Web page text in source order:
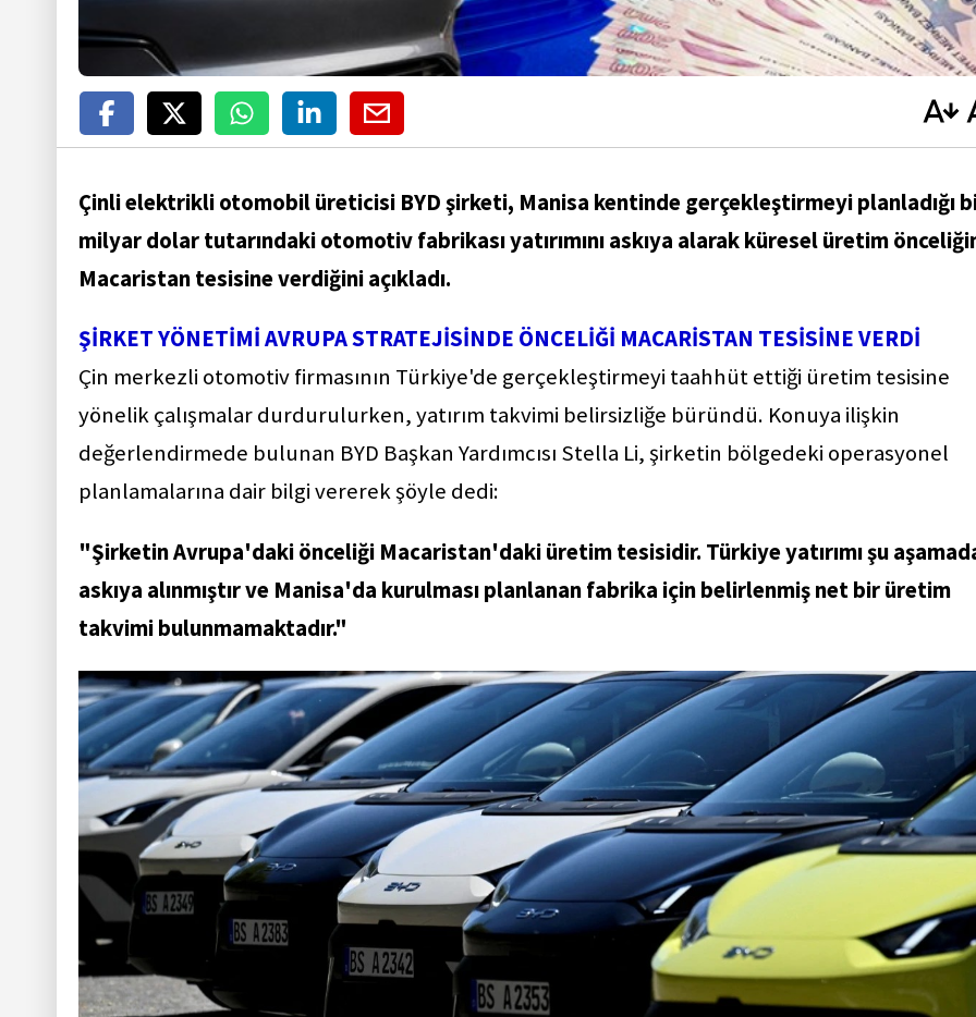
Çinli elektrikli otomobil üreticisi BYD şirketi, Manisa kentinde gerçekleştirmeyi planladığı
milyar dolar tutarındaki otomotiv fabrikası yatırımını askıya alarak küresel üretim
Macaristan tesisine verdiğini açıkladı.
ŞİRKET YÖNETİMİ AVRUPA STRATEJİSİNDE ÖNCELİĞİ MACARİSTAN TESİSİNE VERDİ
Çin merkezli otomotiv firmasının Türkiye'de gerçekleştirmeyi taahhüt ettiği üretim tesisine
yönelik çalışmalar durdurulurken, yatırım takvimi belirsizliğe büründü. Konuya ilişkin
değerlendirmede bulunan BYD Başkan Yardımcısı Stella Li, şirketin bölgedeki operasyonel
planlamalarına dair bilgi vererek şöyle dedi:
"Şirketin Avrupa'daki önceliği Macaristan'daki üretim tesisidir. Türkiye yatırımı şu
askıya alınmıştır ve Manisa'da kurulması planlanan fabrika için belirlenmiş net bir üretim
takvimi bulunmamaktadır."